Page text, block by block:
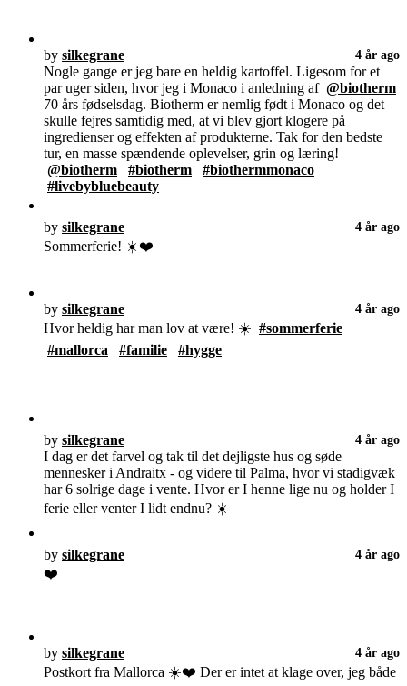
by silkegrane 4 år ago
Nogle gange er jeg bare en heldig kartoffel. Ligesom for et
par uger siden, hvor jeg i Monaco i anledning af @biotherm
70 års fødselsdag. Biotherm er nemlig født i Monaco og det
skulle fejres samtidig med, at vi blev gjort klogere på
ingredienser og effekten af produkterne. Tak for den bedste
tur, en masse spændende oplevelser, grin og læring!
@biotherm
#biotherm
#biothermmonaco
#livebybluebeauty
by silkegrane 4 år ago
Sommerferie! ☀️❤️
by silkegrane 4 år ago
Hvor heldig har man lov at være! ☀️ #sommerferie
#mallorca
#familie #hygge
by silkegrane 4 år ago
I dag er det farvel og tak til det dejligste hus og søde
mennesker i Andraitx - og videre til Palma, hvor vi stadigvæk
har 6 solrige dage i vente. Hvor er I henne lige nu og holder I
ferie eller venter I lidt endnu? ☀️
by silkegrane 4 år ago
❤️
by silkegrane 4 år ago
Postkort fra Mallorca ☀️❤️ Der er intet at klage over, jeg både